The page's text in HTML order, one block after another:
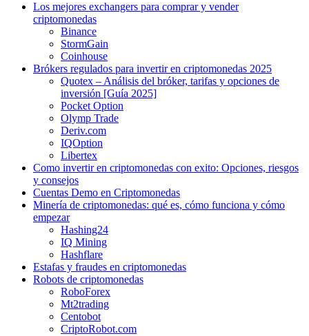
Los mejores exchangers para comprar y vender
criptomonedas
Binance
StormGain
Coinhouse
Brókers regulados para invertir en criptomonedas 2025
Quotex – Análisis del bróker, tarifas y opciones de
inversión [Guía 2025]
Pocket Option
Olymp Trade
Deriv.com
IQOption
Libertex
Como invertir en criptomonedas con exito: Opciones, riesgos
y consejos
Cuentas Demo en Criptomonedas
Minería de criptomonedas: qué es, cómo funciona y cómo
empezar
Hashing24
IQ Mining
Hashflare
Estafas y fraudes en criptomonedas
Robots de criptomonedas
RoboForex
Mt2trading
Centobot
CriptoRobot.com